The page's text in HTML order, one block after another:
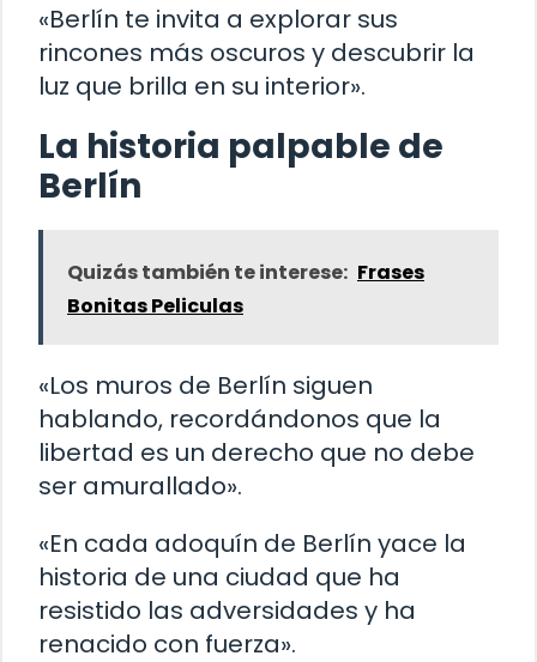
«Berlín te invita a explorar sus
rincones más oscuros y descubrir la
luz que brilla en su interior».
La historia palpable de
Berlín
Quizás también te interese: Frases
Bonitas Peliculas
«Los muros de Berlín siguen
hablando, recordándonos que la
libertad es un derecho que no debe
ser amurallado».
«En cada adoquín de Berlín yace la
historia de una ciudad que ha
resistido las adversidades y ha
renacido con fuerza».